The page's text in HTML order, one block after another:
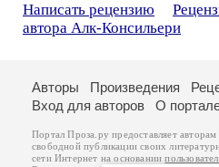
Написать рецензию
автора Алк-Консильери
Авторы Произведения
Вход для авторов
О
Портал Проза.ру предоставляет
свободной публикации своих
сети Интернет на основании